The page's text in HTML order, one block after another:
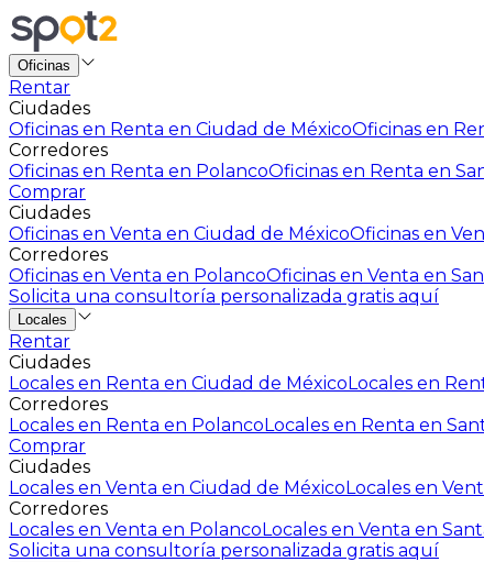
Oficinas
Rentar
Ciudades
Oficinas en Renta en Ciudad de MéxicoOficinas en
Corredores
Oficinas en Renta en PolancoOficinas en Renta en
Comprar
Ciudades
Oficinas en Venta en Ciudad de MéxicoOficinas en
Corredores
Oficinas en Venta en PolancoOficinas en Venta en
Solicita una consultoría personalizada gratis aquí
Locales
Rentar
Ciudades
Locales en Renta en Ciudad de MéxicoLocales en
Corredores
Locales en Renta en PolancoLocales en Renta en
Comprar
Ciudades
Locales en Venta en Ciudad de MéxicoLocales en
Corredores
Locales en Venta en PolancoLocales en Venta en
Solicita una consultoría personalizada gratis aquí